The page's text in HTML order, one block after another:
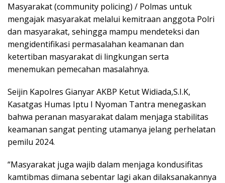
Masyarakat (community policing) / Polmas untuk
mengajak masyarakat melalui kemitraan anggota Polri
dan masyarakat, sehingga mampu mendeteksi dan
mengidentifikasi permasalahan keamanan dan
ketertiban masyarakat di lingkungan serta
menemukan pemecahan masalahnya.
Seijin Kapolres Gianyar AKBP Ketut Widiada,S.I.K,
Kasatgas Humas Iptu I Nyoman Tantra menegaskan
bahwa peranan masyarakat dalam menjaga stabilitas
keamanan sangat penting utamanya jelang perhelatan
pemilu 2024.
“Masyarakat juga wajib dalam menjaga kondusifitas
kamtibmas dimana sebentar lagi akan dilaksanakannya